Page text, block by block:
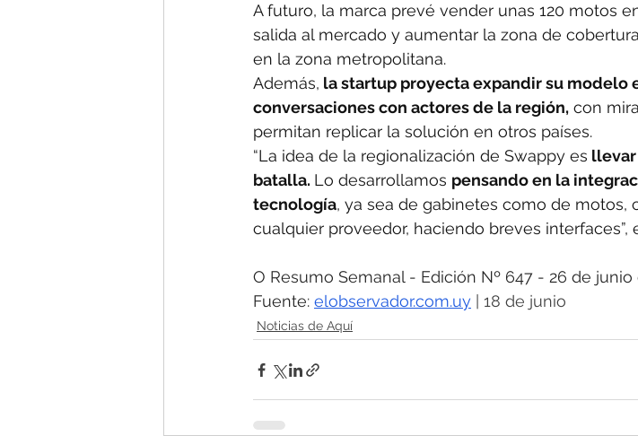
A futuro, la marca prevé vender unas 120 motos
salida al mercado y aumentar la zona de
en la zona metropolitana.
Además, la startup proyecta expandir su modelo
conversaciones con actores de la región, con
permitan replicar la solución en otros países.
“La idea de la regionalización de Swappy es
batalla. Lo desarrollamos pensando en la
tecnología, ya sea de gabinetes como de motos,
cualquier proveedor, haciendo breves interfaces”,
O Resumo Semanal - Edición Nº 647 - 26 de junio
Fuente: elobservador.com.uy | 18 de junio
Noticias de Aquí